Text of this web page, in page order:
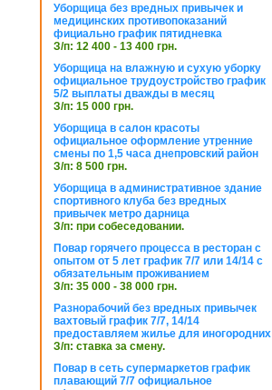
Уборщица без вредных привычек и
медицинских противопоказаний
фициально график пятидневка
З/п: 12 400 - 13 400 грн.
Уборщица на влажную и сухую уборку
официальное трудоустройство график
5/2 выплаты дважды в месяц
З/п: 15 000 грн.
Уборщица в салон красоты
официальное оформление утренние
смены по 1,5 часа днепровский район
З/п: 8 500 грн.
Уборщица в административное здание
спортивного клуба без вредных
привычек метро дарница
З/п: при собеседовании.
Повар горячего процесса в ресторан с
опытом от 5 лет график 7/7 или 14/14 с
обязательным проживанием
З/п: 35 000 - 38 000 грн.
Разнорабочий без вредных привычек
вахтовый график 7/7, 14/14
предоставляем жилье для иногородних
З/п: ставка за смену.
Повар в сеть супермаркетов график
плавающий 7/7 официальное